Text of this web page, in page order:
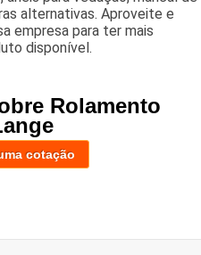
alternativas. Aproveite e
empresa para ter mais
disponível.
Rolamento
cotação